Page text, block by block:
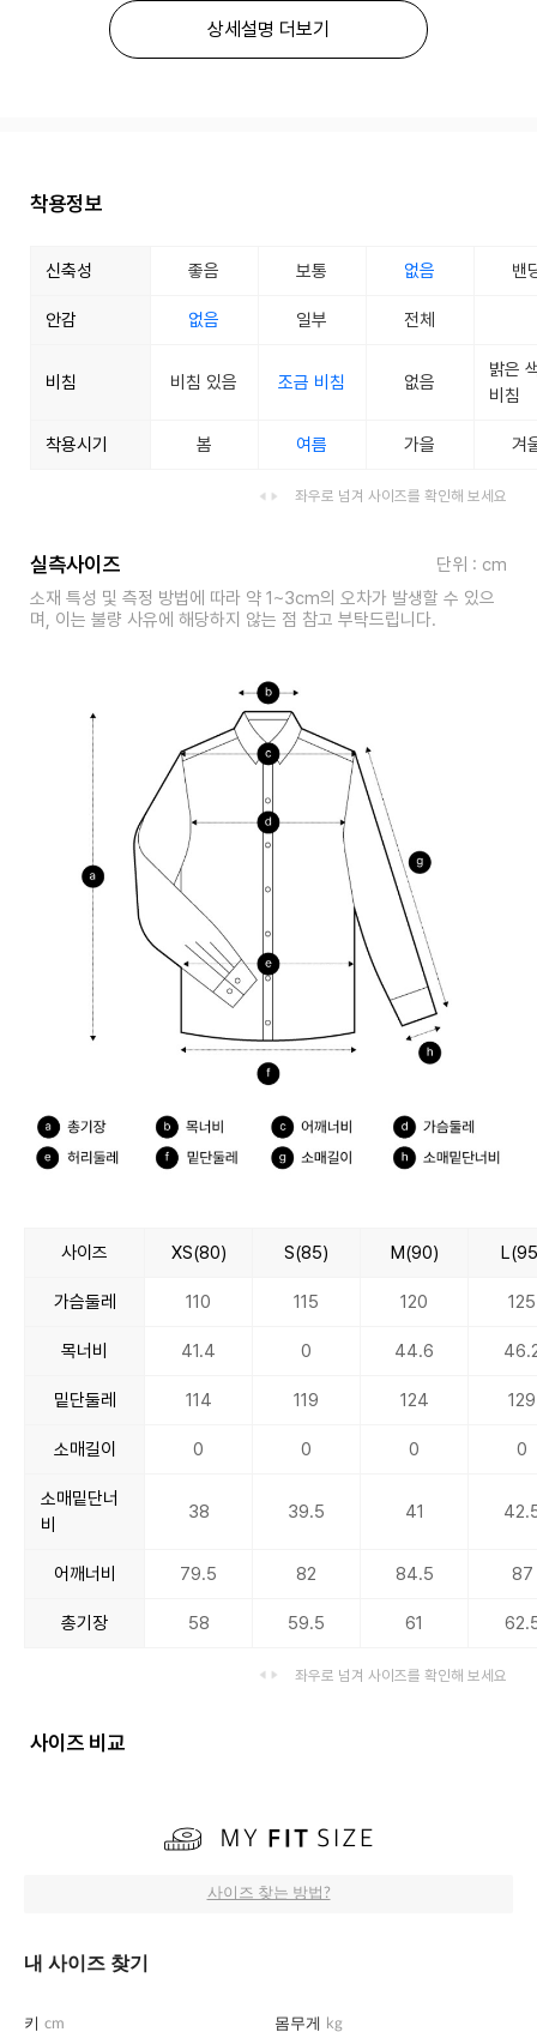
상세설명 더보기
착용정보
신축성 좋음 보통 없음 밴
안감 없음 일부 전체
비침 비침 있음 조금 비침 없음
밝은
비침
착용시기 봄 여름 가을 겨
좌우로 넘겨 사이즈를 확인해 보세요
실측사이즈
단위 : cm
소재 특성 및 측정 방법에 따라 약 1~3cm의 오차가 발생할 수 있으
며, 이는 불량 사유에 해당하지 않는 점 참고 부탁드립니다.
사이즈 XS(80) S(85) M(90)
가슴둘레 110 115 120 125
목너비 41.4 0 44.6
밑단둘레 114 119 124 129
소매길이 0 0 0 0
소매밑단너
비
38 39.5 41
어깨너비 79.5 82 84.5 87
총기장 58 59.5 61
좌우로 넘겨 사이즈를 확인해 보세요
사이즈 비교